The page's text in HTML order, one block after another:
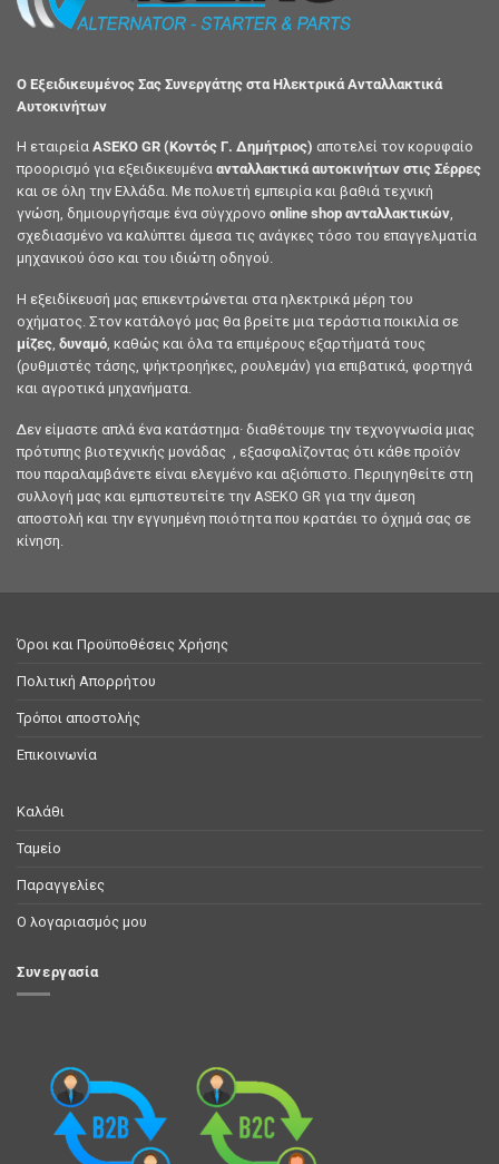
Ο Εξειδικευμένος Σας Συνεργάτης στα Ηλεκτρικά Ανταλλακτικά
Αυτοκινήτων
Η εταιρεία ASEKO GR (Κοντός Γ. Δημήτριος) αποτελεί τον κορυφαίο
προορισμό για εξειδικευμένα ανταλλακτικά αυτοκινήτων στις Σέρρες
και σε όλη την Ελλάδα. Με πολυετή εμπειρία και βαθιά τεχνική
γνώση, δημιουργήσαμε ένα σύγχρονο online shop ανταλλακτικών,
σχεδιασμένο να καλύπτει άμεσα τις ανάγκες τόσο του επαγγελματία
μηχανικού όσο και του ιδιώτη οδηγού.
Η εξειδίκευσή μας επικεντρώνεται στα ηλεκτρικά μέρη του
οχήματος. Στον κατάλογό μας θα βρείτε μια τεράστια ποικιλία σε
μίζες, δυναμό, καθώς και όλα τα επιμέρους εξαρτήματά τους
(ρυθμιστές τάσης, ψήκτροηήκες, ρουλεμάν) για επιβατικά, φορτηγά
και αγροτικά μηχανήματα.
Δεν είμαστε απλά ένα κατάστημα· διαθέτουμε την τεχνογνωσία μιας
πρότυπης βιοτεχνικής μονάδας , εξασφαλίζοντας ότι κάθε προϊόν
που παραλαμβάνετε είναι ελεγμένο και αξιόπιστο. Περιηγηθείτε στη
συλλογή μας και εμπιστευτείτε την ASEKO GR για την άμεση
αποστολή και την εγγυημένη ποιότητα που κρατάει το όχημά σας σε
κίνηση.
Όροι και Προϋποθέσεις Χρήσης
Πολιτική Απορρήτου
Τρόποι αποστολής
Επικοινωνία
Καλάθι
Ταμείο
Παραγγελίες
Ο λογαριασμός μου
Συνεργασία